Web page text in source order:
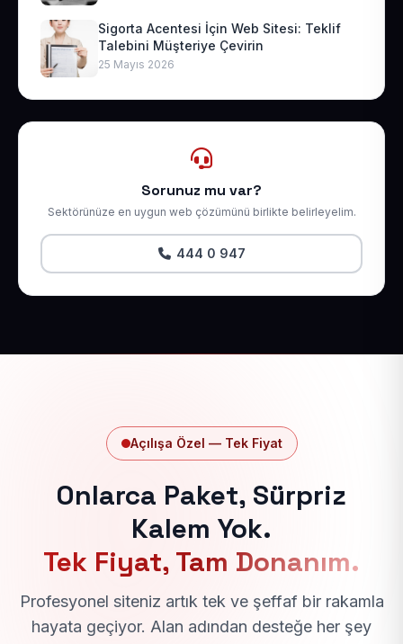
Sigorta Acentesi İçin Web Sitesi: Teklif
Talebini Müşteriye Çevirin
25 Mayıs 2026
Sorunuz mu var?
Sektörünüze en uygun web çözümünü birlikte belirleyelim.
444 0 947
Açılışa Özel — Tek Fiyat
Onlarca Paket, Sürpriz
Kalem Yok.
Tek Fiyat, Tam Donanım.
Profesyonel siteniz artık tek ve şeffaf bir rakamla
hayata geçiyor. Alan adından desteğe her şey